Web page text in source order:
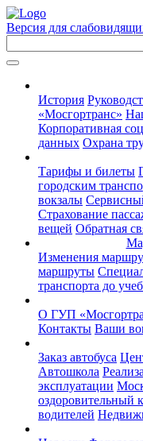
Версия для
История
«Мосгортранс»
Корпоративная
данных Охрана
Тарифы и билеты
городским
вокзалы
Страхование
вещей Обратная
Изменения
маршруты
транспорта до
О ГУП
Контакты Ваши
Заказ автобуса
Автошкола
эксплуатации
оздоровительный
водителей